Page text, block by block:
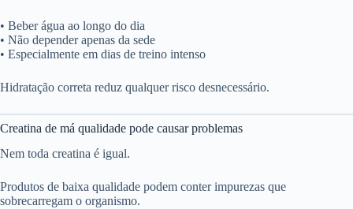
• Beber água ao longo do dia
• Não depender apenas da sede
• Especialmente em dias de treino intenso
Hidratação correta reduz qualquer risco desnecessário.
Creatina de má qualidade pode causar problemas
Nem toda creatina é igual.
Produtos de baixa qualidade podem conter impurezas que
sobrecarregam o organismo.